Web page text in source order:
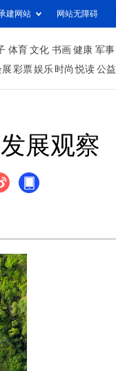
建网站 网站无障碍
体育 文化 书画 健康 军事
展 彩票娱乐 时尚 悦读 公益
展观察